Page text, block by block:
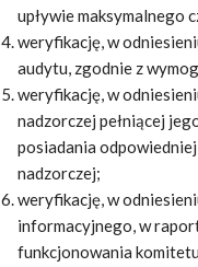
upływie maksymalnego
weryfikację, w
audytu, zgodnie z
weryfikację, w
nadzorczej pełniącej
posiadania
nadzorczej;
weryfikację, w
informacyjnego, w
funkcjonowania